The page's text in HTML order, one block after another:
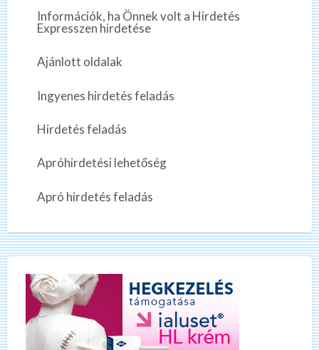
Információk, ha Önnek volt a Hirdetés
Expresszen hirdetése
Ajánlott oldalak
Ingyenes hirdetés feladás
Hirdetés feladás
Apróhirdetési lehetőség
Apró hirdetés feladás